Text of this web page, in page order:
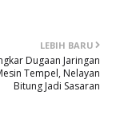
LEBIH BARU
Dugaan Jaringan
Tempel, Nelayan
Bitung Jadi Sasaran